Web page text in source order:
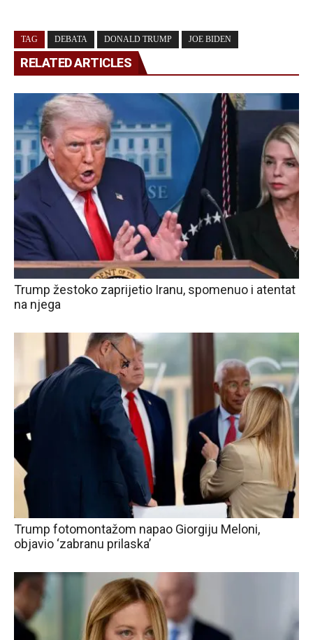
TAG DEBATA DONALD TRUMP JOE BIDEN
RELATED ARTICLES
Trump žestoko zaprijetio Iranu, spomenuo i atentat
na njega
Trump fotomontažom napao Giorgiju Meloni,
objavio ‘zabranu prilaska’